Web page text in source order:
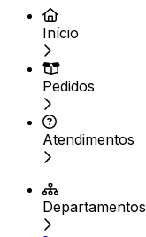
Início
Pedidos
Atendimentos
Departamentos